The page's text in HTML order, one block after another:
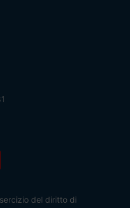
del diritto di